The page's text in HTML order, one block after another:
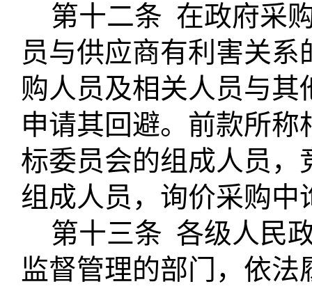
第十二条 在政府采
员与供应商有利害关
购人员及相关人员与
申请其回避。前款所
标委员会的组成人员
组成人员，询价采购
第十三条 各级人民
监督管理的部门，依